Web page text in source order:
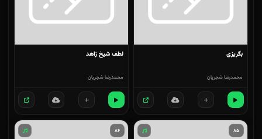
بگریزی
محمدرضا شجریان
لطف شیخ زاهد
محمدرضا شجریان
۸۵ ۸۶